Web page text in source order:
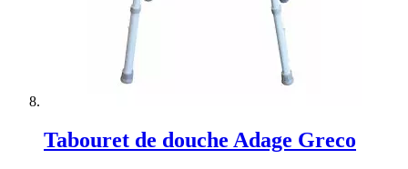
Tabouret de douche Adage Greco